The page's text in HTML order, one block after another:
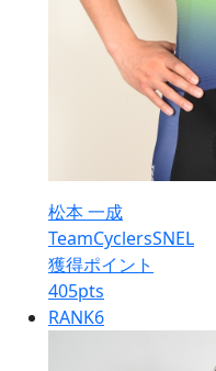
松本 一成
TeamCyclersSNEL
獲得ポイント
405pts
RANK6